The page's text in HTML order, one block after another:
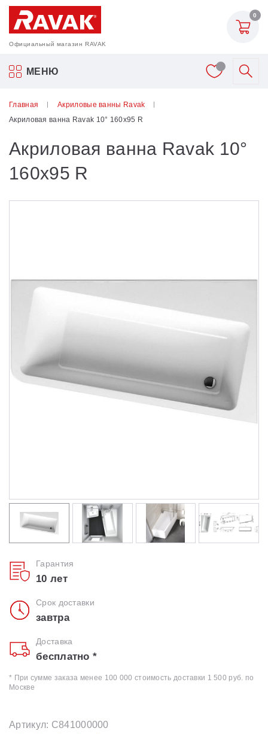
Официальный магазин RAVAK
0
МЕНЮ
Акриловые ванны Ravak
Душевые уголки
Сиденья OVO для душевых уголков
Полотенцесушители
Средства ухода
Главная
Акриловые ванны Ravak
Акриловая ванна Ravak 10° 160x95 R
Акриловая ванна Ravak 10°
160x95 R
Гарантия
10 лет
Срок доставки
завтра
Доставка
бесплатно *
* При сумме заказа менее 100 000 стоимость доставки 1 500 руб. по
Москве
Артикул: C841000000